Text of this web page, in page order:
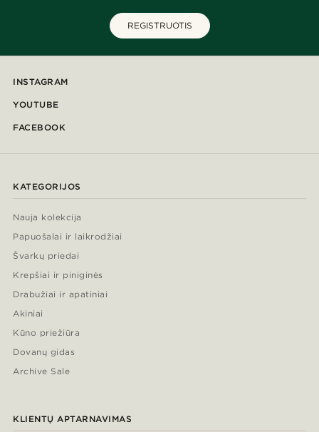
REGISTRUOTIS
INSTAGRAM
YOUTUBE
FACEBOOK
KATEGORIJOS
Nauja kolekcija
Papuošalai ir laikrodžiai
Švarkų priedai
Krepšiai ir piniginės
Drabužiai ir apatiniai
Akiniai
Kūno priežiūra
Dovanų gidas
Archive Sale
KLIENTŲ APTARNAVIMAS